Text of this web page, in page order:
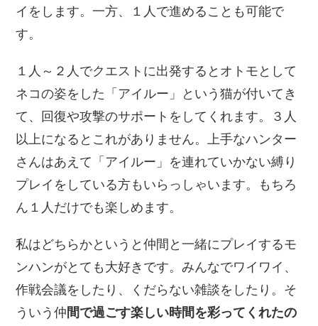
イをします。一方、１人で進めることも可能で
す。
１人～２人でクエストに出発するとオトモとして
ネコの姿をした「アイルー」という猫が付いてき
て、回復や攻撃のサポートをしてくれます。３人
以上になるとこれがありません。上手なハンター
さんはあえて「アイルー」を連れていかない縛り
プレイをしている方もいらっしゃいます。もちろ
ん１人だけでも楽しめます。
私はどちらかというと仲間と一緒にプレイするモ
ンハンがとても大好きです。みんなでワイワイ、
作戦会議をしたり、くだらない雑談をしたり。そ
ういう仲間で過ごす楽しい時間を彩ってくれたの